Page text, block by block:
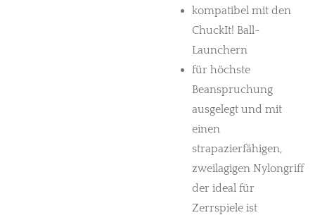
kompatibel mit den
ChuckIt! Ball-
Launchern
für höchste
Beanspruchung
ausgelegt und mit
einen
strapazierfähigen,
zweilagigen Nylongriff
der ideal für
Zerrspiele ist